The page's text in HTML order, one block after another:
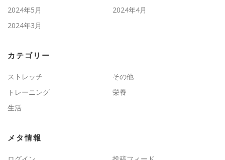
2024年5月
2024年4月
2024年3月
カテゴリー
ストレッチ
その他
トレーニング
栄養
生活
メタ情報